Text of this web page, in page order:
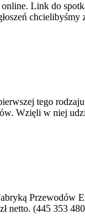
Link do
chcielibyśmy
tego
Wzięli w niej
Przewodów
(445 353